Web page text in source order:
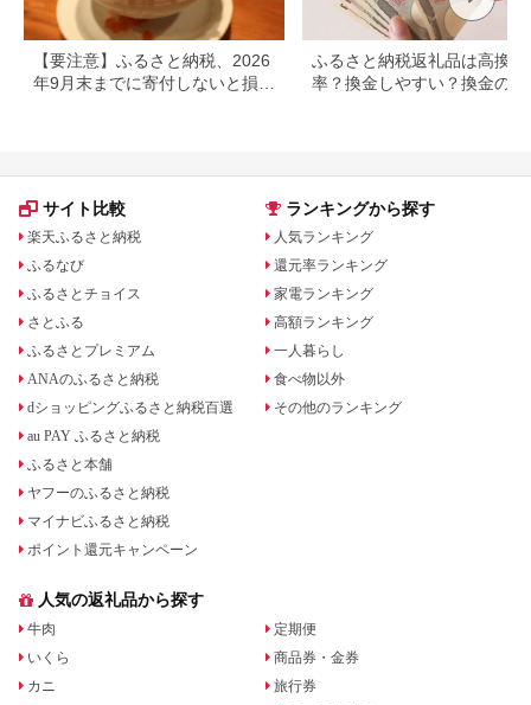
【要注意】ふるさと納税、2026
年9月末までに寄付しないと損す
ふるさと納税返礼品は高換金
率？換金しやすい？換金の可
サイト比較
楽天ふるさと納税
ふるなび
ふるさとチョイス
さとふる
ふるさとプレミアム
ANAのふるさと納税
dショッピングふるさと納税百選
au PAY ふるさと納税
ふるさと本舗
ヤフーのふるさと納税
マイナビふるさと納税
ポイント還元キャンペーン
ランキングから探す
人気ランキング
還元率ランキング
家電ランキング
高額ランキング
一人暮らし
食べ物以外
その他のランキング
人気の返礼品から探す
牛肉
いくら
カニ
定期便
商品券・金券
旅行券